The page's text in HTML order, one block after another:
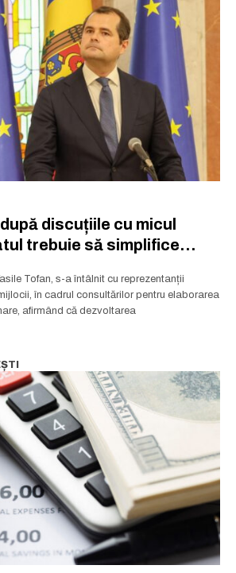
la lumea afacerilor și
care inspiră.
Abonează-te
de confidențialitate.
la lumea afacerilor și
care inspiră.
Abonează-te
de confidențialitate.
care inspiră.
The List și citește știrile altfel.
Abonează-te
de confidențialitate
discuțiile cu micul
trebuie să simplifice
Tofan, s-a întâlnit cu reprezentanții
în cadrul consultărilor pentru elaborarea
afirmând că dezvoltarea